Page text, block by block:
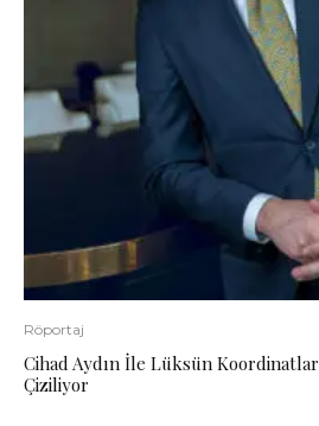
Röportaj
Cihad Aydın İle Lüksün
Çiziliyor